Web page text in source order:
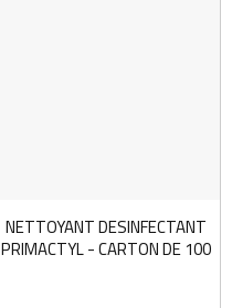
NETTOYANT DESINFECTANT
PRIMACTYL - CARTON DE 100